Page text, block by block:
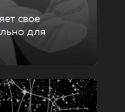
свое
для